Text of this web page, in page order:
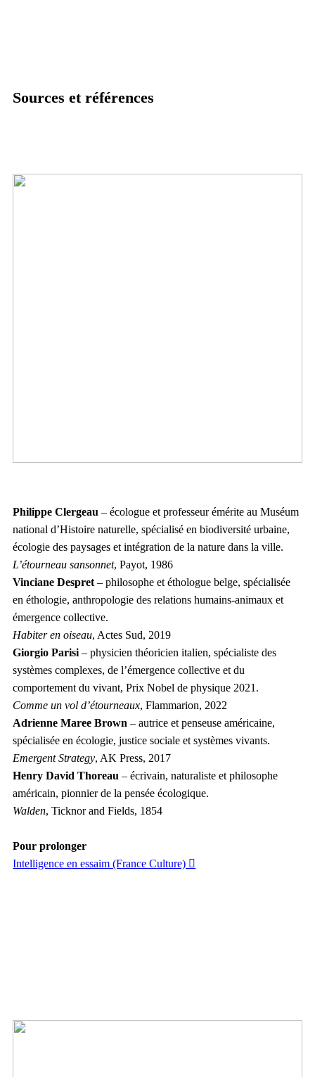
Sources et références
Philippe Clergeau – écologue et professeur émérite au Muséum
national d’Histoire naturelle, spécialisé en biodiversité urbaine,
écologie des paysages et intégration de la nature dans la ville.
L’étourneau sansonnet, Payot, 1986
Vinciane Despret– philosophe et éthologue belge, spécialisée
en éthologie, anthropologie des relations humains-animaux et
émergence collective.
Habiter en oiseau, Actes Sud, 2019
Giorgio Parisi– physicien théoricien italien, spécialiste des
systèmes complexes, de l’émergence collective et du
comportement du vivant, Prix Nobel de physique 2021.
Comme un vol d’étourneaux, Flammarion, 2022
Adrienne Maree Brown – autrice et penseuse américaine,
spécialisée en écologie, justice sociale et systèmes vivants.
Emergent Strategy, AK Press, 2017
Henry David Thoreau – écrivain, naturaliste et philosophe
américain, pionnier de la pensée écologique.
Walden, Ticknor and Fields, 1854
Pour prolonger
Intelligence en essaim (France Culture) ︎︎︎